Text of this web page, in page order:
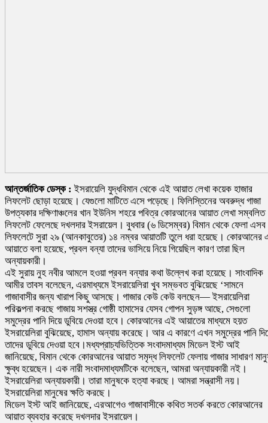
আন্তর্জাতিক ডেস্ক : ইসরায়েলি যুদ্ধবিমান থেকে এই আয়াত লেখা কয়েক হাজার
লিফলেট ছোড়া হয়েছে। যেগুলো মাটিতে এসে পড়েছে। ফিলিস্তিনের অবরুদ্ধ গাজা
উপত্যকার দক্ষিণাঞ্চলের খান ইউনিস শহরে পবিত্র কোরআনের আয়াত লেখা সম্বলিত
লিফলেট ফেলেছে দখলদার ইসরায়েল। বুধবার (৬ ডিসেম্বর) বিমান থেকে ফেলা এসব
লিফলেটে সুরা ২৯ (আনকাবুতের) ১৪ নম্বর আয়াতটি তুলে ধরা হয়েছে। কোরআনের
আয়াতে বলা হয়েছে, প্রবল বন্যা তাদের ভাসিয়ে নিয়ে গিয়েছিল কারণ তারা ছিল
অন্যায়কারী।
এই সুরায় নুহ নবীর আমলে হওয়া প্রবল বন্যার কথা উল্লেখ করা হয়েছে। সাংবাদিক
আমীর তাবস বলেছেন, এরমাধ্যমে ইসরায়েলিরা খুব সম্ভবত বুঝিয়েছে ‘সামনে
গাজাবাসীর জন্য খারাপ কিছু আসছে। গাজার কেউ কেউ বলছেন— ইসরায়েলিরা
পরিকল্পনা করছে গাজায় সশস্ত্র গোষ্ঠী হামাসের যেসব গোপন সুড়ঙ্গ আছে, সেগুলো
সমুদ্রের পানি দিয়ে ডুবিয়ে দেওয়া হবে। কোরআনের এই আয়াতের মাধ্যমে হয়ত
ইসরায়েলিরা বুঝিয়েছে, হামাস অন্যায় করেছে। আর এ কারণে এখন সমুদ্রের পানি
তাদের ডুবিয়ে দেওয়া হবে।মধ্যপ্রাচ্যভিত্তিক সংবাদমাধ্যম মিডেল ইস্ট আই
জানিয়েছে, বিমান থেকে কোরআনের আয়াত সমৃদ্ধ লিফলেট ফেলায় গাজার সাধারণ
ক্ষুব্ধ হয়েছেন। এক নারী সংবাদমাধ্যমটিকে বলেছেন, আমরা অন্যায়কারী নই।
ইসরায়েলিরা অন্যায়কারী। তারা মানুষকে হত্যা করছে। আমরা সন্ত্রাসী নয়।
ইসরায়েলিরা মানুষের ক্ষতি করছে।
মিডেল ইস্ট আই জানিয়েছে, এরআগেও গাজাবাসীকে কথিত সতর্ক করতে কোরআনের
আয়াত ব্যবহার করেছে দখলদার ইসরায়েল।